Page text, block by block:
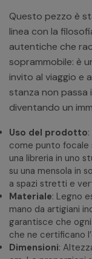
Questo pezzo è
linea con la
autentiche che
soprammobile: è
invito al viaggio e
stanza non passa
diventando un
Uso del prodotto
come punto focale
una libreria in uno
su una mensola in
a spazi stretti e
Materiale: Legno
mano da artigiani
garantisce che
che ne certificano
Dimensioni: